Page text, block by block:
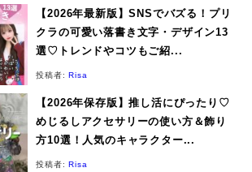
【2026年最新版】SNSでバズる！プリ
クラの可愛い落書き文字・デザイン13
選♡トレンドやコツもご紹...
投稿者:Risa
【2026年保存版】推し活にぴったり♡
めじるしアクセサリーの使い方＆飾り
方10選！人気のキャラクター...
投稿者:Risa